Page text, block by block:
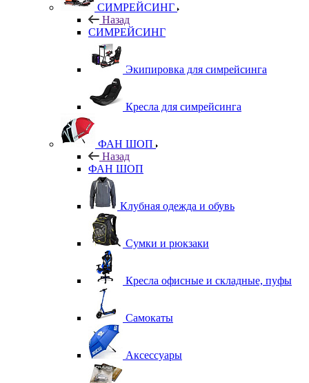
СИМРЕЙСИНГ
Назад
СИМРЕЙСИНГ
Экипировка для симрейсинга
Кресла для симрейсинга
ФАН ШОП
Назад
ФАН ШОП
Клубная одежда и обувь
Сумки и рюкзаки
Кресла офисные и складные, пуфы
Самокаты
Аксессуары